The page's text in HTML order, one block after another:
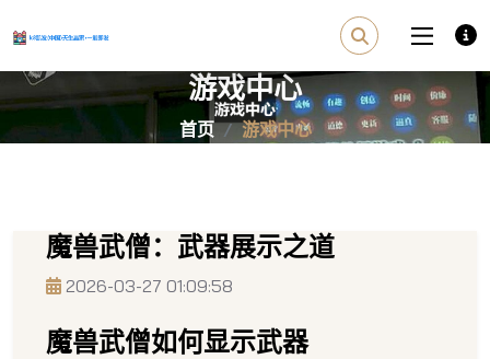
游戏中心
首页 游戏中心
魔兽武僧：武器展示之道
2026-03-27 01:09:58
魔兽武僧如何显示武器